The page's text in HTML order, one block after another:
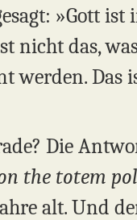
»Gott
nicht das,
werden. Das
Die
the totem
alt. Und